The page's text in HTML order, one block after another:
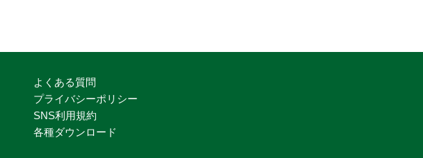
よくある質問
プライバシーポリシー
SNS利用規約
各種ダウンロード